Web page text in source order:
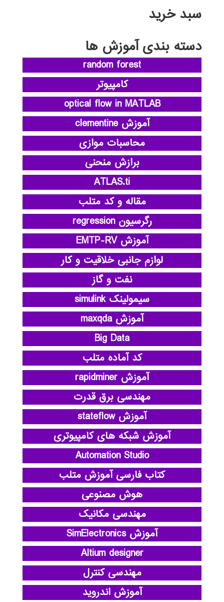
سبد خرید
دسته بندی آموزش ها
random forest
کامپیوتر
optical flow in MATLAB
آموزش clementine
محاسبات موازی
برازش منحنی
ATLAS.ti
مقاله و کد متلب
رگرسیون regression
آموزش EMTP-RV
لوازم جانبی خلاقیت و کار
نفت و گاز
سیمولینک simulink
آموزش maxqda
Big Data
کد آماده متلب
آموزش rapidminer
مهندسی برق قدرت
آموزش stateflow
آموزش شبکه های کامپیوتری
Automation Studio
کتاب فارسی آموزش متلب
هوش مصنوعی
مهندسی مکانیک
آموزش SimElectronics
Altium designer
مهندسی کنترل
آموزش اندروید